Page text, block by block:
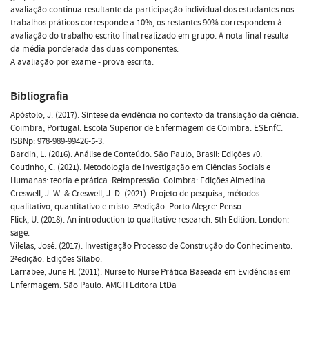
avaliação continua resultante da participação individual dos estudantes nos
trabalhos práticos corresponde a 10%, os restantes 90% correspondem à
avaliação do trabalho escrito final realizado em grupo. A nota final resulta
da média ponderada das duas componentes.
A avaliação por exame - prova escrita.
Bibliografia
Apóstolo, J. (2017). Síntese da evidência no contexto da translação da ciência.
Coimbra, Portugal. Escola Superior de Enfermagem de Coimbra. ESEnfC.
ISBNp: 978-989-99426-5-3.
Bardin, L. (2016). Análise de Conteúdo. São Paulo, Brasil: Edições 70.
Coutinho, C. (2021). Metodologia de investigação em Ciências Sociais e
Humanas: teoria e prática. Reimpressão. Coimbra: Edições Almedina.
Creswell, J. W. & Creswell, J. D. (2021). Projeto de pesquisa, métodos
qualitativo, quantitativo e misto. 5ªedição. Porto Alegre: Penso.
Flick, U. (2018). An introduction to qualitative research. 5th Edition. London:
sage.
Vilelas, José. (2017). Investigação Processo de Construção do Conhecimento.
2ªedição. Edições Sílabo.
Larrabee, June H. (2011). Nurse to Nurse Prática Baseada em Evidências em
Enfermagem. São Paulo. AMGH Editora LtDa